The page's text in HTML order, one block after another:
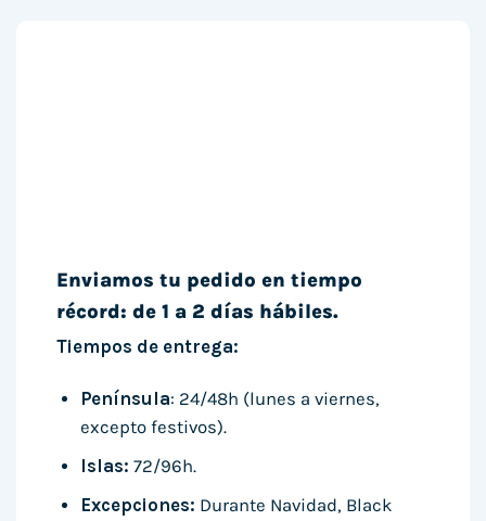
Enviamos tu pedido en tiempo
récord: de 1 a 2 días hábiles.
Tiempos de entrega:
Península: 24/48h (lunes a viernes,
excepto festivos).
Islas: 72/96h.
Excepciones: Durante Navidad, Black